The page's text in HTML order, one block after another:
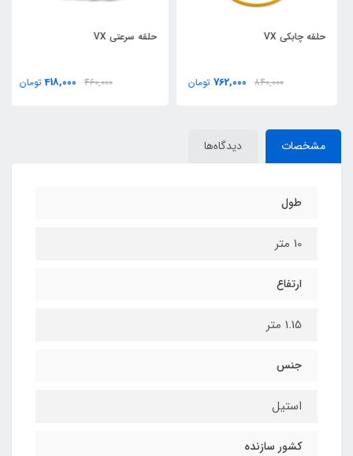
حلقه چابکی VX
840,000
762,000 تومان
حلقه سرعتي VX
460,000
418,000 تومان
مشخصات دیدگاه‌ها
طول
10 متر
ارتفاع
1.15 متر
جنس
استیل
کشور سازنده